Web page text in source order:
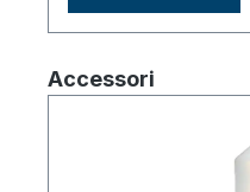
Salta la galleria dei
Accessori